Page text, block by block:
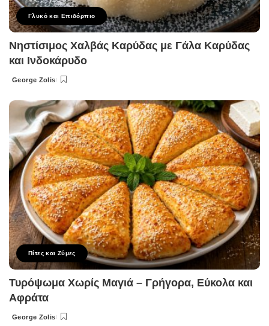
Γλυκό και Επιδόρπιο
Νηστίσιμος Χαλβάς Καρύδας με Γάλα Καρύδας
και Ινδοκάρυδο
Posted
George Zolis
Πίτες και Ζύμες
Τυρόψωμα Χωρίς Μαγιά – Γρήγορα, Εύκολα και
Αφράτα
Posted
George Zolis